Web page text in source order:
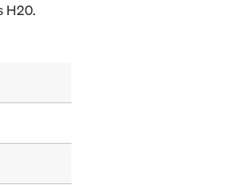
H20.